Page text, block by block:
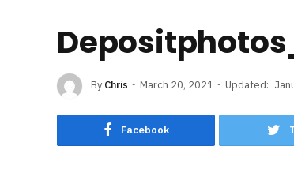
By Chris March 20, 2021 Updated:
Facebook